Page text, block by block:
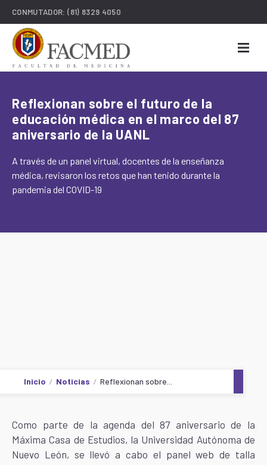
CONMUTADOR:(81) 8329 4050
Reflexionan sobre el futuro de la
educación médica en el marco del 87
aniversario de la UANL
A través de un panel virtual, docentes de la enseñanza
médica, revisaron los retos que han tenido durante la
pandemia del COVID-19
Inicio Noticias Reflexionan sobre...
Como parte de la agenda del 87 aniversario de la
Máxima Casa de Estudios, la Universidad Autónoma de
Nuevo León, se llevó a cabo el panel web de talla